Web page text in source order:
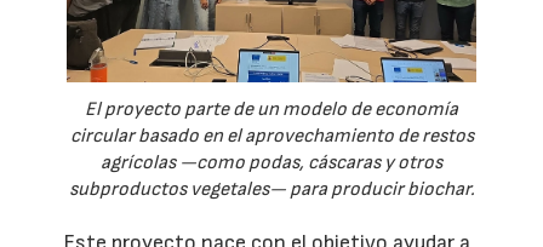
El proyecto parte de un modelo de economía
circular basado en el aprovechamiento de restos
agrícolas —como podas, cáscaras y otros
subproductos vegetales— para producir biochar.